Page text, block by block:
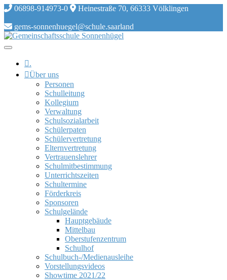
Skip
content
06898-914973-0 Heinestraße 70, 66333 Völklingen
gems-sonnenhuegel@schule.saarland
.
Über uns
Personen
Schulleitung
Kollegium
Verwaltung
Schulsozialarbeit
Schülerpaten
Schülervertretung
Elternvertretung
Vertrauenslehrer
Schulmitbestimmung
Unterrichtszeiten
Schultermine
Förderkreis
Sponsoren
Schulgelände
Hauptgebäude
Mittelbau
Oberstufenzentrum
Schulhof
Schulbuch-/Medienausleihe
Vorstellungsvideos
Showtime 2021/22